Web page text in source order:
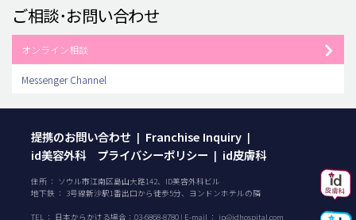
ご相談･お問い合わせ
オンライン相談
Messenger Channel
提携のお問い合わせ | Franchise Inquiry |
id美容外科 プライバシーポリシー | id皮膚科
住所 ： ソウル市江南区島山大路142、ID美容外科ビル
地下鉄 ： 3号線新沙駅1番出口から徒歩5分、ヨンドンホテルの隣
TEL ： 日本からかける場合： 03-6868-8780 | E-mail ： jp@idhospital.com